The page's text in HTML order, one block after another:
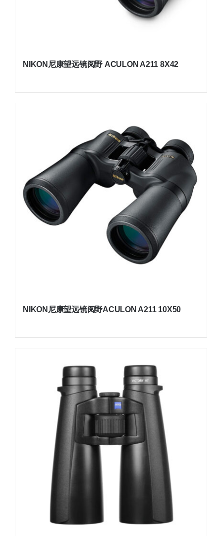
NIKON尼康望远镜阅野 ACULON A211 8X42
NIKON尼康望远镜阅野ACULON A211 10X50